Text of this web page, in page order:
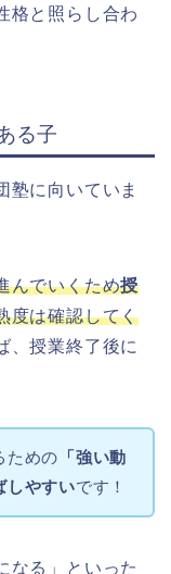
格と照らし合わ
る子
塾に向いていま
んでいくため授
度は確認してく
、授業終了後に
ための 「強い動
しやすいです！
なる」といった